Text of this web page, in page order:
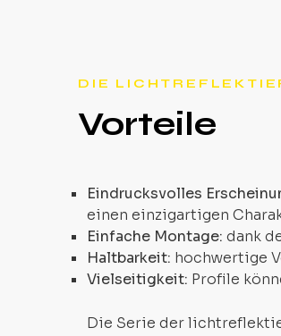
DIE
Vorteile
Eindrucksvolles
einen einzigartigen
Einfache Montage: dank
Haltbarkeit: hochwertige
Vielseitigkeit: Profile
Die Serie der